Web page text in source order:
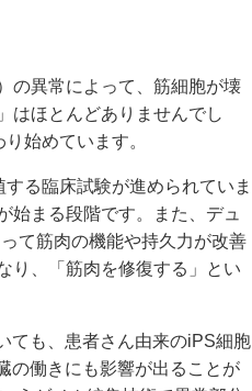
の異常によって、筋細胞が壊
はほとんどありませんでし
始めています。
る臨床試験が進められていま
始まる段階です。また、デュ
て筋肉の機能や持久力が改善
り、「筋肉を修復する」とい
ても、患者さん由来のiPS細胞
の働きにも影響が出ることが